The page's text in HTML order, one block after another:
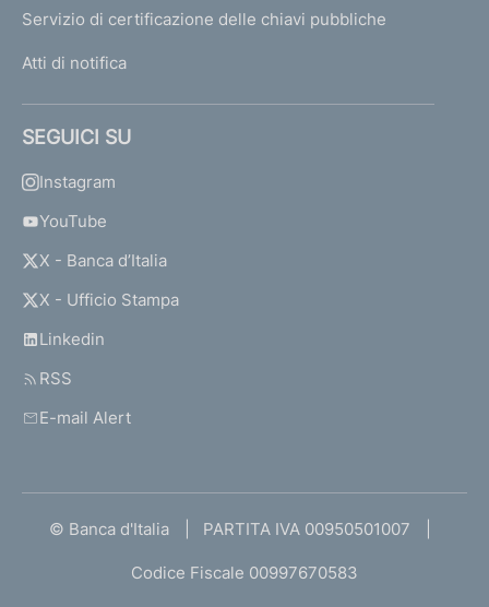
Servizio di certificazione delle chiavi pubbliche
Atti di notifica
SEGUICI SU
Instagram
YouTube
X - Banca d’Italia
X - Ufficio Stampa
Linkedin
RSS
E-mail Alert
© Banca d'Italia PARTITA IVA 00950501007
Codice Fiscale 00997670583